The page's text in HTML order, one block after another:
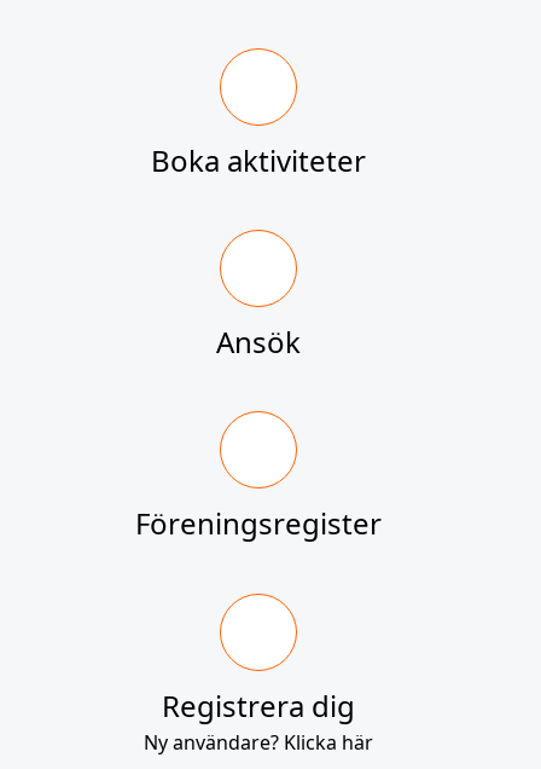
Boka aktiviteter
Ansök
Föreningsregister
Registrera dig
Ny användare? Klicka här